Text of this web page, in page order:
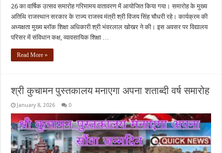
26 का वार्षिक उत्सव समारोह गरिमामय वातावरण में आयोजित किया गया। समारोह के मुख्य
अतिथि राजस्थान सरकार के राज्य राजस्व मंत्री श्री विजय सिंह चौधरी रहे। कार्यक्रम की
अध्यक्षता मुख्य ब्लॉक शिक्षा अधिकारी श्री भंवरलाल खोखर ने की। इस अवसर पर विद्यालय
परिसर में संविधान कक्ष, व्यावसायिक शिक्षा …
Read More »
श्री कुचामन पुस्तकालय मनाएगा अपना शताब्दी वर्ष समारोह
January 8, 2026 0